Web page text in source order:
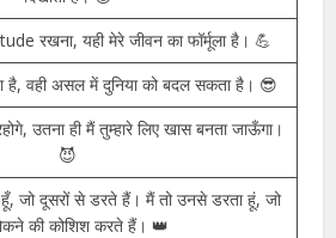
कभी अपनी पहचान नहीं बदलनी चाहिए। 💪
में हमेशा एक अलग ही Attitude होता है।
💥
पूछ, जो खुद को जानता है, वही दुनिया को
दिखाता है। 😎
रखना, यही मेरे जीवन का फॉर्मूला है। 💪